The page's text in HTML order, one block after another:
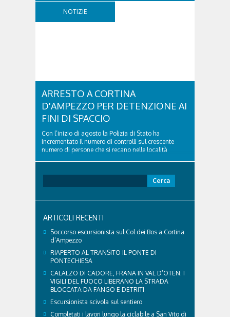
territorio dolomitico. Ospedale Cortina -
struttura parte di GVM Care & Research che durante i
NOTIZIE
ARRESTO A CORTINA
D'AMPEZZO PER DETENZIONE AI
FINI DI SPACCIO
Con l’inizio di agosto la Polizia di Stato ha
incrementato il numero di controlli sul crescente
numero di persone che si recano nelle località
Cortina ha tratto in arresto un cittadino sloveno,
per:
ARTICOLI RECENTI
Soccorso escursionista sul Col dei Bos a Cortina
d’Ampezzo
RIAPERTO AL TRANSITO IL PONTE DI
PONTECHIESA
CALALZO DI CADORE, FRANA IN VAL D’OTEN: I
VIGILI DEL FUOCO LIBERANO LA STRADA
BLOCCATA DA FANGO E DETRITI
Escursionista scivola sul sentiero
Completati i lavori lungo la ciclabile a San Vito di